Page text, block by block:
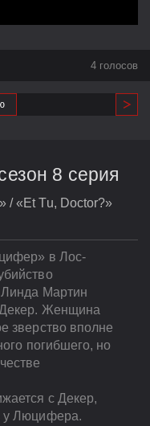
4 голосов
8 серия
/ «Et Tu, Doctor?»
в Лос-
Линда Мартин
Женщина
зверство вполне
погибшего, но
с Декер,
у Люцифера.